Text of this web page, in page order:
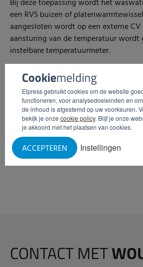
Cookiemelding
Elpress gebruikt cookies om de website
functioneren, voor analysedoeleinden en
de inhoud is afgestemd op uw voorkeuren.
bekijk je onze cookie policy. Blijf je onze
je akkoord met het plaatsen van cookies.
Instellingen
ACCEPTEREN
Bij deze toepassing wordt het
een RVS buizen of
aangesloten wordt op een externe
aansturing van de temperatuur wordt
instelbare temperatuurmeter.
CONTACT MET